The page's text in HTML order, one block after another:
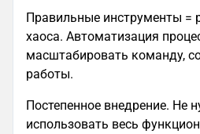
Правильные инструменты =
хаоса. Автоматизация
масштабировать команду,
работы.
Постепенное внедрение. Не
использовать весь